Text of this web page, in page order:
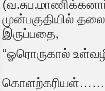
முன்பகுதியில்
இருப்பதை,
“ஓரொருகால்